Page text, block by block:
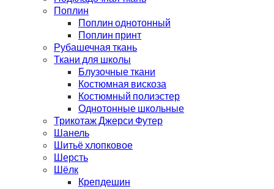
Поплин
Поплин однотонный
Поплин принт
Рубашечная ткань
Ткани для школы
Блузочные ткани
Костюмная вискоза
Костюмный полиэстер
Однотонные школьные
Трикотаж Джерси Футер
Шанель
Шитьё хлопковое
Шерсть
Шёлк
Крепдешин